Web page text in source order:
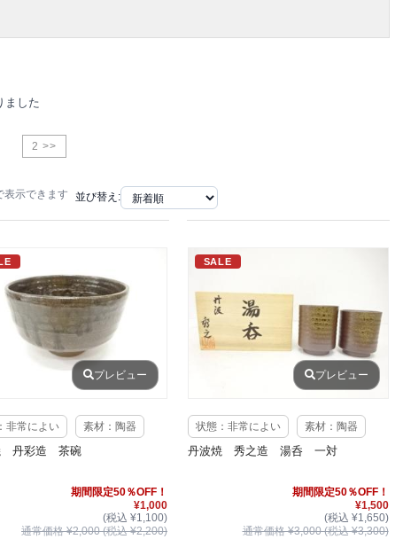
ました
2 >>
表示できます 並び替え:
プレビュー
非常によい 素材：陶器
丹彩造 茶碗
期間限定50％OFF！
¥1,000
(税込 ¥1,100)
通常価格 ¥2,000 (税込 ¥2,200)
SALE
プレビュー
状態：非常によい 素材：陶器
丹波焼 秀之造 湯呑 一対
期間限定50％OFF！
¥1,500
(税込 ¥1,650)
通常価格 ¥3,000 (税込 ¥3,300)